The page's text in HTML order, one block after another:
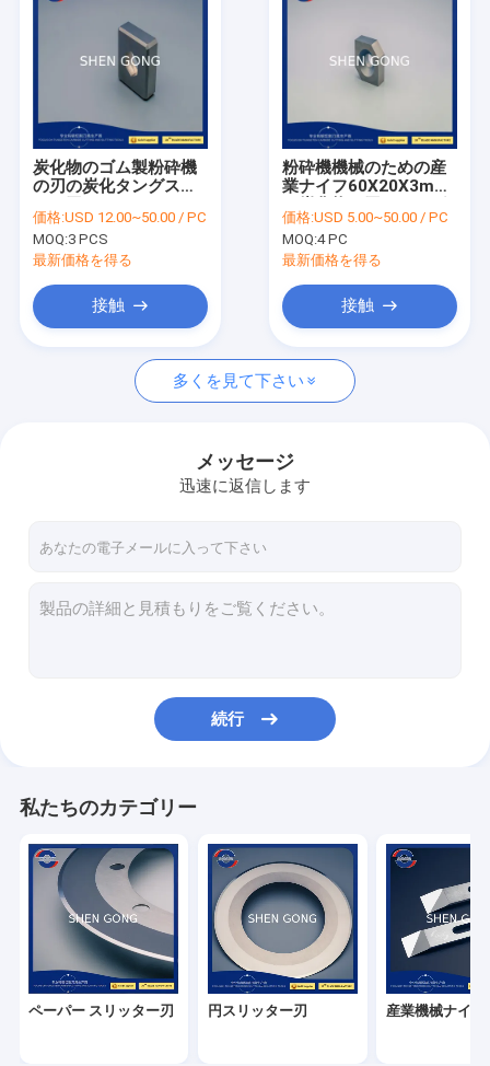
私達について
品質管理
私達に連絡しなさい
ニュース
場合
ペーパー スリッター刃
フィルムの切刃
円の鋸の先端
電池の企業のナイフ
金属スリッター ナイフ
炭化物のゴム製粉砕機
の刃の炭化タングステ
価格:USD 12.00~50.00 / PC
MOQ:3 PCS
最新価格を得る
接触
粉砕機機械のための産
業ナイフ60X20X3mm
ステンのかみそりの刃
価格:USD 5.00~50.00 / PC
MOQ:4 PC
最新価格を得る
接触
多くを見て下さい
メッセージ
迅速に返信します
続行
私たちのカテゴリー
ペーパー スリッター刃 円スリッター刃 産業機械ナイフ